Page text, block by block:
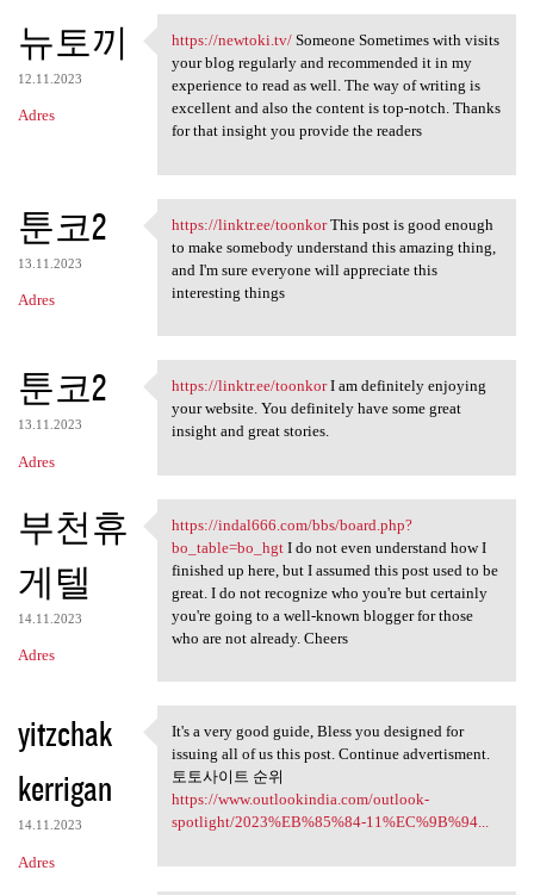
뉴토끼
12.11.2023
Adres
https://newtoki.tv/ Someone
https://newtoki.tv/Someone Sometimes with visits
your blog regularly and recommended it in my
experience to read as well. The way of writing is
excellent and also the content is top-notch. Thanks
for that insight you provide the readers
툰코2
13.11.2023
Adres
https://linktr.ee/toonkor
https://linktr.ee/toonkorThis post is good enough
to make somebody understand this amazing thing,
and I'm sure everyone will appreciate this
interesting things
툰코2
13.11.2023
Adres
https://linktr.ee/toonkor I
https://linktr.ee/toonkorI am definitely enjoying
your website. You definitely have some great
insight and great stories.
부천휴
게텔
14.11.2023
Adres
https://indal666.com/bbs
https://indal666.com/bbs/board.php?
bo_table=bo_hgtI do not even understand how I
finished up here, but I assumed this post used to be
great. I do not recognize who you're but certainly
you're going to a well-known blogger for those
who are not already. Cheers
yitzchak
kerrigan
14.11.2023
Adres
It's a very good guide, Bless
It's a very good guide, Bless you designed for
issuing all of us this post. Continue advertisment.
토토사이트 순위
https://www.outlookindia.com/outlook-
spotlight/2023%EB%85%84-11%EC%9B%94...